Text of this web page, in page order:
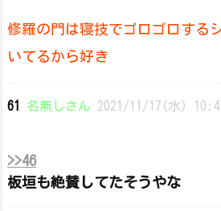
修羅の門は寝技でゴロゴロする
いてるから好き
61 名無しさん 2021/11/17(水)
>>46
板垣も絶賛してたそうやな